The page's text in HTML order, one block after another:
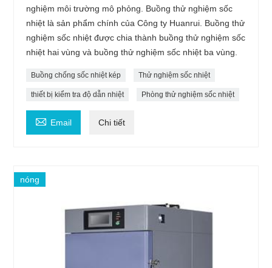
nghiệm môi trường mô phỏng. Buồng thử nghiệm sốc
nhiệt là sản phẩm chính của Công ty Huanrui. Buồng thử
nghiệm sốc nhiệt được chia thành buồng thử nghiệm sốc
nhiệt hai vùng và buồng thử nghiệm sốc nhiệt ba vùng.
Buồng chống sốc nhiệt kép Thử nghiệm sốc nhiệt
thiết bị kiểm tra độ dẫn nhiệt Phòng thử nghiệm sốc nhiệt
 Email Chi tiết
nóng